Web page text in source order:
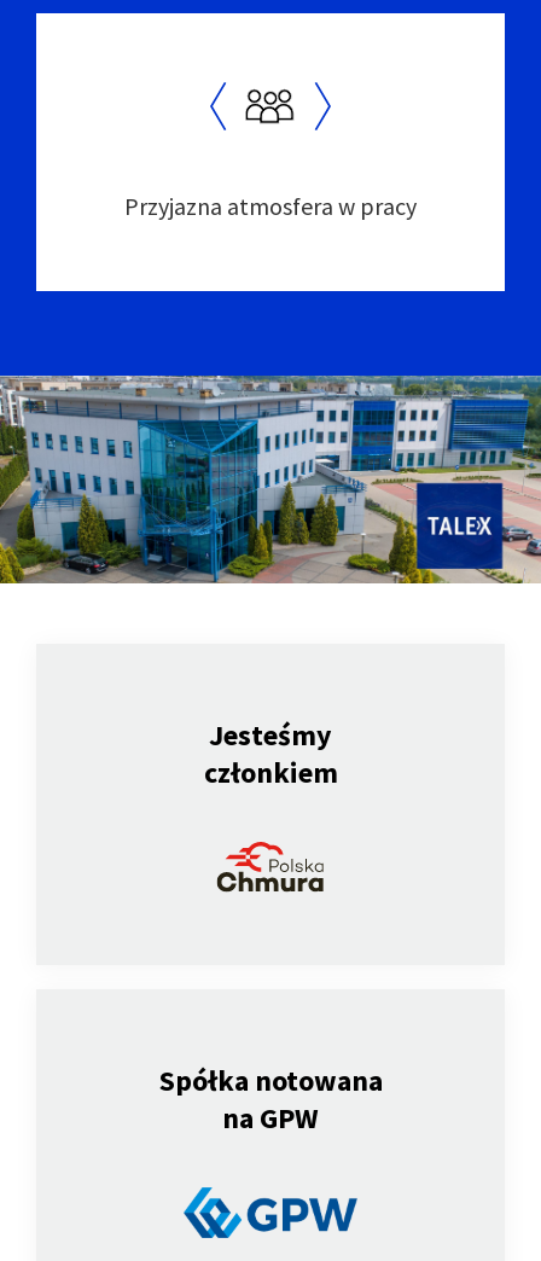
Przyjazna atmosfera w pracy
Jesteśmy
członkiem
Spółka notowana
na GPW